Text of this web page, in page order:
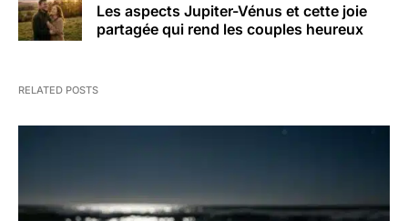
Les aspects Jupiter-Vénus et cette joie
partagée qui rend les couples heureux
RELATED POSTS